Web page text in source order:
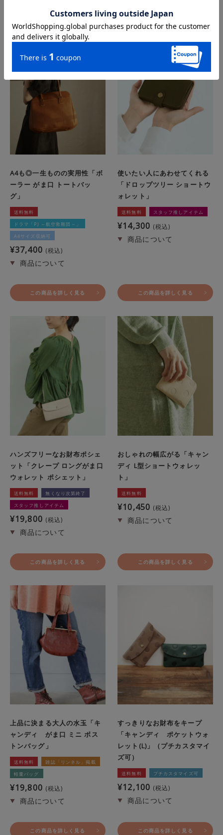
この商品を詳しく見る この商品を詳しく見る
A4も◎一生ものの実用性「ボ
ーラー がま口 トートバッ
グ」
送料無料
ドラマ「PJ ～航空救難団～」
A4サイズ収納可
¥37,400 税込
この商品を詳しく見る
使いたい人にあわせてくれる
「ドロップツリー ショートウ
ォレット」
送料無料 スタッフ推しアイテム
¥14,300 税込
この商品を詳しく見る
ハンズフリーなお財布ポシェ
ット「クレープ ロングがま口
ウォレット ポシェット」
送料無料
無くなり次第終了
スタッフ推しアイテム
¥19,800 税込
この商品を詳しく見る
おしゃれの幅広がる「キャン
ディ L型ショートウォレッ
ト」
送料無料
¥10,450 税込
この商品を詳しく見る
上品に決まる大人の水玉「キ
ャンディ がま口 ミニ ボス
トンバッグ」
送料無料
雑誌「リンネル」掲載
軽量バッグ
¥19,800 税込
この商品を詳しく見る
すっきりなお財布をキープ
「キャンディ ポケットウォ
レット(L)」（プチカスタマイ
ズ可）
送料無料 プチカスタマイズ可
¥12,100 税込
この商品を詳しく見る